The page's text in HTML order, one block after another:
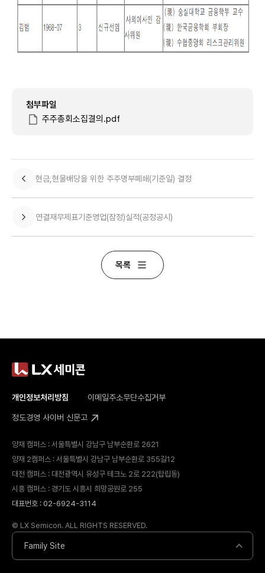
첨부파일
주주총회소집결의.pdf
현금,현물배당을 위한 주주명부폐쇄(기준일) 결정
목록
연결재무제표기준영업(잠정)실적(공정공시)
개인정보처리방침 이메일주소무단수집거부
정도경영 사이버 신문고
양재 캠퍼스 : 서울특별시 강남구 남부순환로 2621
양재 2캠퍼스 : 서울특별시 강남구 남부순환로 355길12
대전 캠퍼스 : 대전광역시 유성구 테크노 2로 222(탑립동)
시흥 캠퍼스 : 경기도 시흥시 희망공원로 255
대표번호 : 02-6924-3114
© LX Semicon. ALL RIGHTS RESERVED.
Family Site